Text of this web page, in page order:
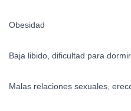
Obesidad
Baja libido, dificultad para dormir
Malas relaciones sexuales,